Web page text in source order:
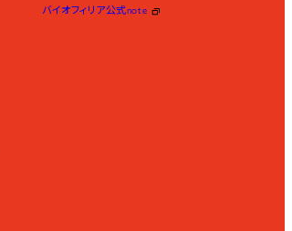
バイオフィリア公式note